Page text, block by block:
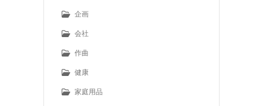
企画
会社
作曲
健康
家庭用品